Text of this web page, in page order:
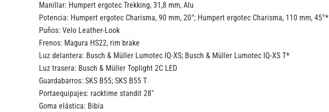
Manillar: Humpert ergotec Trekking, 31,8 mm, Alu
Potencia: Humpert ergotec Charisma, 90 mm, 20°; Humpert ergotec Charisma, 110 mm, 45°*
Puños: Velo Leather-Look
Frenos: Magura HS22, rim brake
Luz delantera: Busch & Müller Lumotec IQ-XS; Busch & Müller Lumotec IQ-XS T*
Luz trasera: Busch & Müller Toplight 2C LED
Guardabarros: SKS B55; SKS B55 T
Portaequipajes: racktime standit 28″
Goma elástica: Bibia